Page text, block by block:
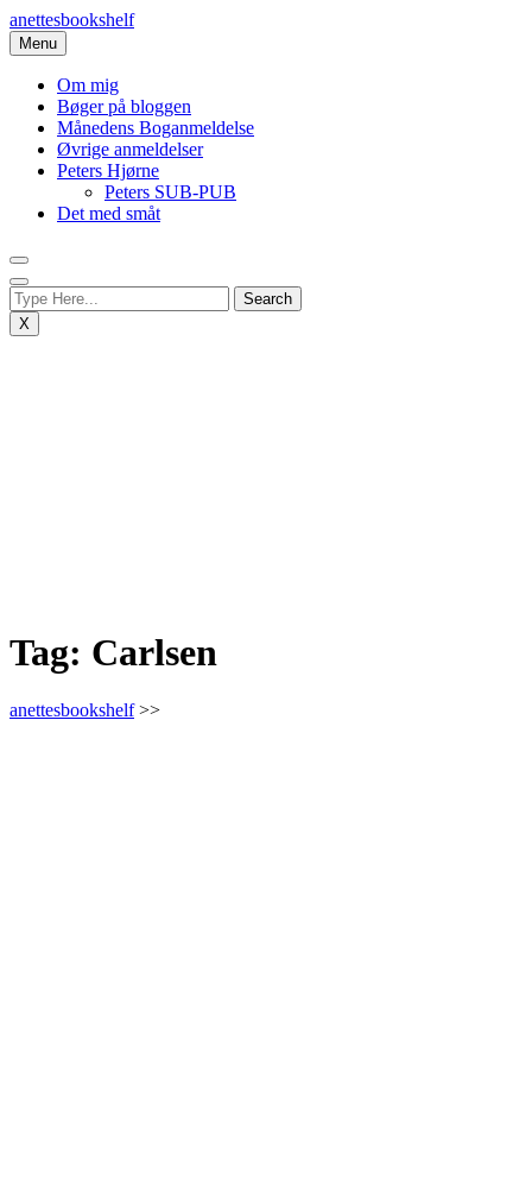
Skip
to
content
anettesbookshelf
Menu
Om mig
Bøger på bloggen
Månedens Boganmeldelse
Øvrige anmeldelser
Peters Hjørne
Peters SUB-PUB
Det med småt
X
Tag: Carlsen
anettesbookshelf>>